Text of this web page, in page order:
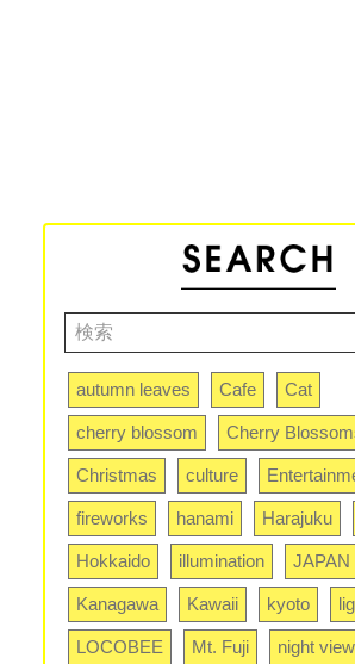
autumn leaves Cafe Cat
cherry blossom Cherry
Christmas culture
fireworks hanami Harajuku
Hokkaido illumination JAPAN
Kanagawa Kawaii kyoto
LOCOBEE Mt. Fuji night view